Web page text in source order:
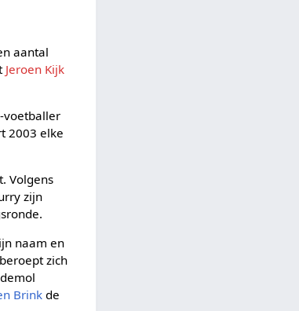
aantal
Jeroen Kijk
voetballer
2003 elke
Volgens
zijn
naam en
zich
Brink de